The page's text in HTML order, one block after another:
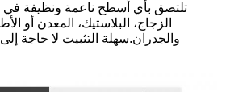
تلتصق بأي أسطح ناعمة ونظيفة في
الزجاج، البلاستيك، المعدن أو
والجدران.سهلة التثبيت لا حاجة